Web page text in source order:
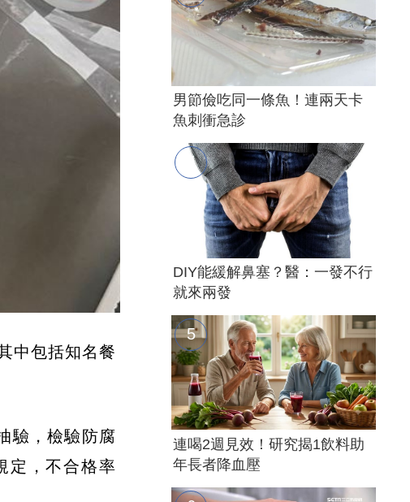
中包括知名餐
驗，檢驗防腐
定，不合格率
男節儉吃同一條魚！連兩天卡
魚刺衝急診
DIY能緩解鼻塞？醫：一發不行
就來兩發
連喝2週見效！研究揭1飲料助
年長者降血壓